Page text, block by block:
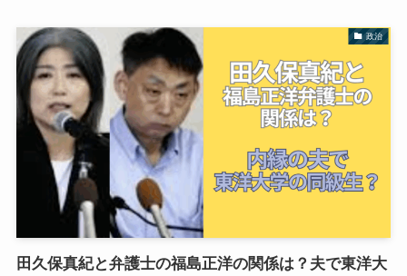
政治
田久保真紀と弁護士の福島正洋の関係は？夫で東洋大